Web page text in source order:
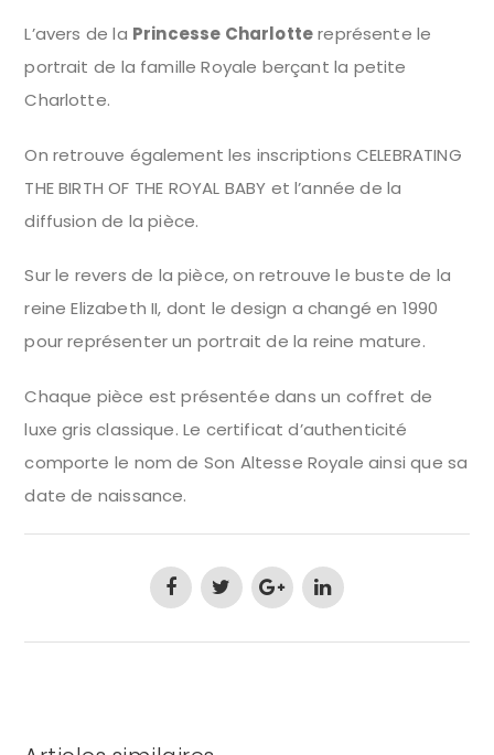
L’avers de la Princesse Charlottereprésente le
portrait de la famille Royale berçant la petite
Charlotte.
On retrouve également les inscriptions CELEBRATING
THE BIRTH OF THE ROYAL BABY et l’année de la
diffusion de la pièce.
Sur le revers de la pièce, on retrouve le buste de la
reine Elizabeth II, dont le design a changé en 1990
pour représenter un portrait de la reine mature.
Chaque pièce est présentée dans un coffret de
luxe gris classique. Le certificat d’authenticité
comporte le nom de Son Altesse Royale ainsi que sa
date de naissance.